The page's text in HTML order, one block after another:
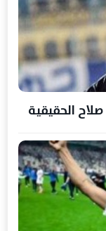
الحقيقية